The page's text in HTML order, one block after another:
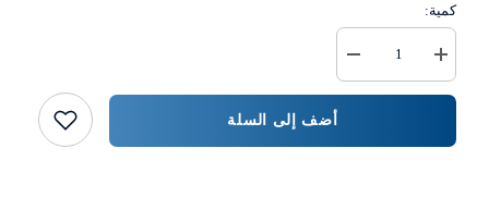
كمية:
كمية
{{
المنتج
زيادة
كمية
كيس
أضف إلى السلة